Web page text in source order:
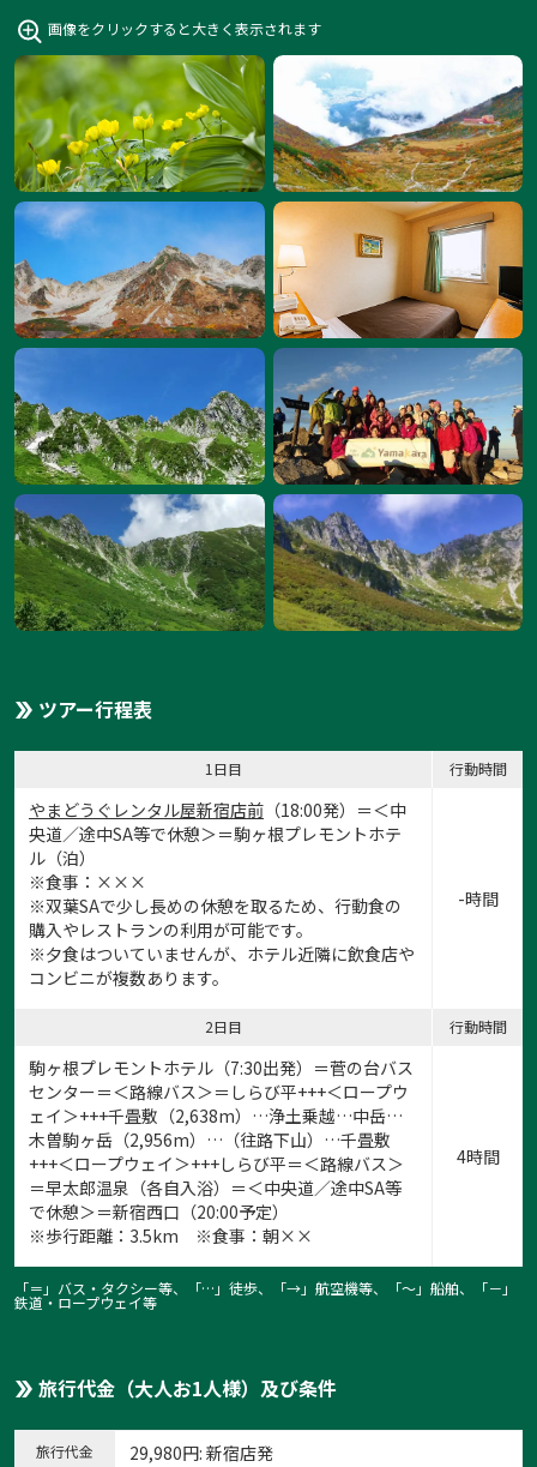
画像をクリックすると大きく表示されます
ツアー行程表
1日目 行動時間
やまどうぐレンタル屋新宿店前 （18:00発）＝＜中
央道／途中SA等で休憩＞＝駒ヶ根プレモントホテ
ル （泊）
※食事：×××
※双葉SAで少し長めの休憩を取るため、行動食の
購入やレストランの利用が可能です。
※夕食はついていませんが、ホテル近隣に飲食店や
コンビニが複数あります。
-時間
2日目 行動時間
駒ヶ根プレモントホテル（7:30出発）＝菅の台バス
センター＝＜路線バス＞＝しらび平+++＜ロープウ
ェイ＞+++千畳敷（2,638m）…浄土乗越…中岳…
木曽駒ヶ岳（2,956m）…（往路下山）…千畳敷
+++＜ロープウェイ＞+++しらび平＝＜路線バス＞
＝早太郎温泉（各自入浴）＝＜中央道／途中SA等
で休憩＞＝新宿西口（20:00予定）
※歩行距離：3.5km ※食事：朝××
4時間
「＝」バス・タクシー等、「…」徒歩、「→」航空機等、「〜」船舶、「－」
鉄道・ロープウェイ等
旅行代金（大人お1人様）及び条件
旅行代金 29,980円: 新宿店発